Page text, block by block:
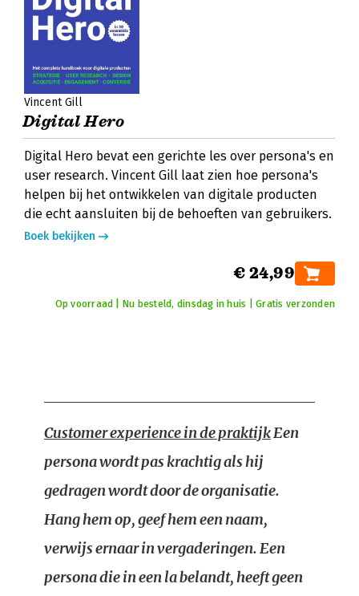
Vincent Gill
Digital Hero
Digital Hero bevat een gerichte les over persona's en
user research. Vincent Gill laat zien hoe persona's
helpen bij het ontwikkelen van digitale producten
die echt aansluiten bij de behoeften van gebruikers.
Boek bekijken
€ 24,99
Op voorraad | Nu besteld, dinsdag in huis | Gratis verzonden
Customer experience in de praktijkEen
persona wordt pas krachtig als hij
gedragen wordt door de organisatie.
Hang hem op, geef hem een naam,
verwijs ernaar in vergaderingen. Een
persona die in een la belandt, heeft geen